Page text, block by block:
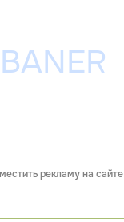
рекламу на сайте